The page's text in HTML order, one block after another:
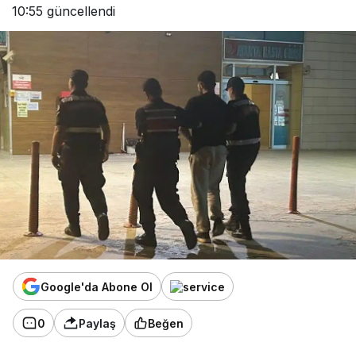
10:55 güncellendi
Google'da Abone Ol
0 Paylaş Beğen